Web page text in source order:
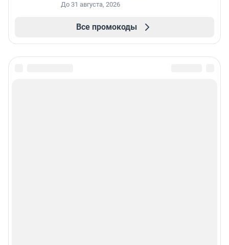
До 31 августа, 2026
Все промокоды